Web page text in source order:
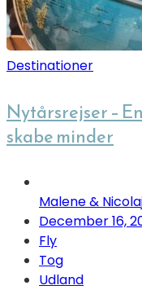
Destinationer
Nytårsrejser –
skabe minder
Malene &
December 16,
Fly
Tog
Udland